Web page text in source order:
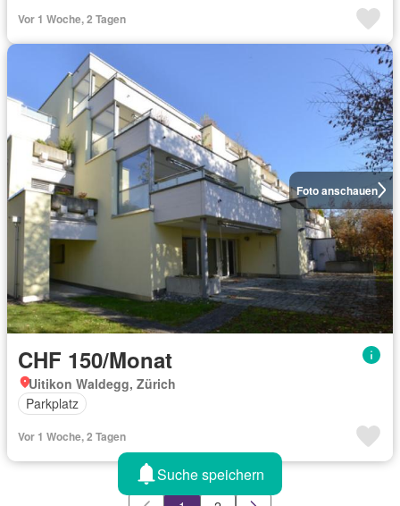
Vor 1 Woche, 2 Tagen
Foto anschauen
CHF 150/Monat
Uitikon Waldegg, Zürich
Parkplatz
Vor 1 Woche, 2 Tagen
Suche speichern